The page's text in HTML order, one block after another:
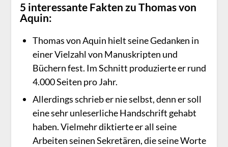
5 interessante Fakten zu Thomas von
Aquin:
Thomas von Aquin hielt seine Gedanken in
einer Vielzahl von Manuskripten und
Büchern fest. Im Schnitt produzierte er rund
4.000 Seiten pro Jahr.
Allerdings schrieb er nie selbst, denn er soll
eine sehr unleserliche Handschrift gehabt
haben. Vielmehr diktierte er all seine
Arbeiten seinen Sekretären, die seine Worte